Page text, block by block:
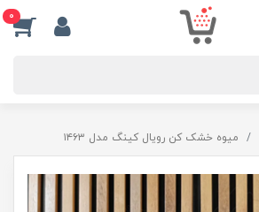
0
میوه خشک کن رویال کینگ مدل ۱۴۶۳